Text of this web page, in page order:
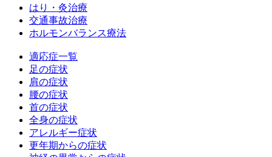
はり・灸治療
交通事故治療
ホルモンバランス療法
適応症一覧
足の症状
肩の症状
腰の症状
首の症状
全身の症状
アレルギー症状
更年期からの症状